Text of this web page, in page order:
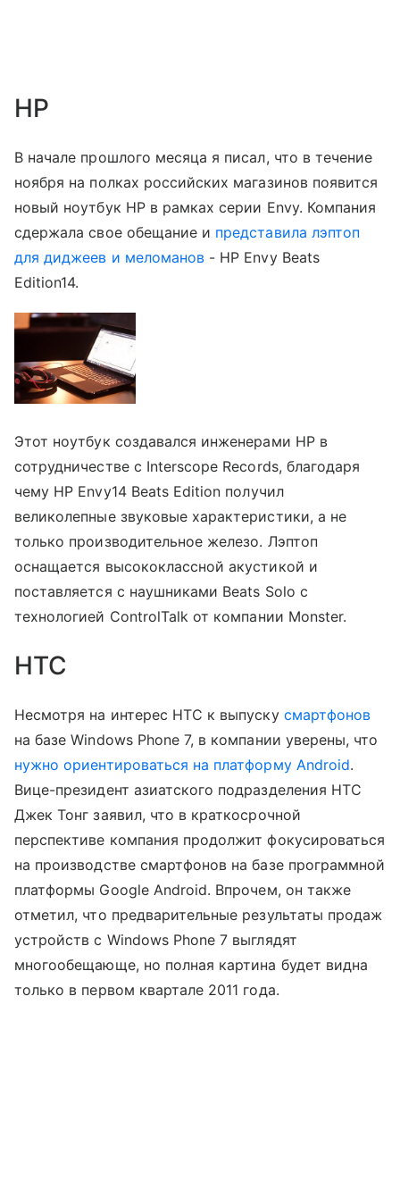
HP
В начале прошлого месяца я писал, что в течение
ноября на полках российских магазинов появится
новый ноутбук HP в рамках серии Envy. Компания
сдержала свое обещание и представила лэптоп
для диджеев и меломанов - HP Envy Beats
Edition14.
Этот ноутбук создавался инженерами HP в
сотрудничестве с Interscope Records, благодаря
чему HP Envy14 Beats Edition получил
великолепные звуковые характеристики, а не
только производительное железо. Лэптоп
оснащается высококлассной акустикой и
поставляется с наушниками Beats Solo с
технологией ControlTalk от компании Monster.
HTC
Несмотря на интерес HTC к выпуску смартфонов
на базе Windows Phone 7, в компании уверены, что
нужно ориентироваться на платформу Android.
Вице-президент азиатского подразделения HTC
Джек Тонг заявил, что в краткосрочной
перспективе компания продолжит фокусироваться
на производстве смартфонов на базе программной
платформы Google Android. Впрочем, он также
отметил, что предварительные результаты продаж
устройств с Windows Phone 7 выглядят
многообещающе, но полная картина будет видна
только в первом квартале 2011 года.